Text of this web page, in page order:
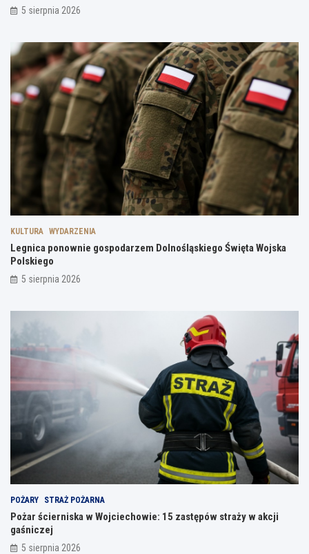
5 sierpnia 2026
KULTURA WYDARZENIA
Legnica ponownie gospodarzem Dolnośląskiego Święta Wojska
Polskiego
5 sierpnia 2026
POŻARY STRAŻ POŻARNA
Pożar ścierniska w Wojciechowie: 15 zastępów straży w akcji
gaśniczej
5 sierpnia 2026